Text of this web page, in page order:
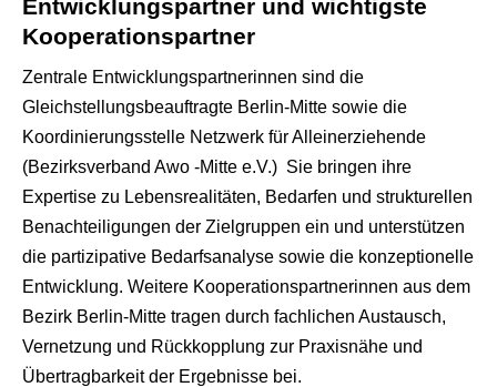
Entwicklungspartner und wichtigste
Kooperationspartner
Zentrale Entwicklungspartnerinnen sind die
Gleichstellungsbeauftragte Berlin-Mitte sowie die
Koordinierungsstelle Netzwerk für Alleinerziehende
(Bezirksverband Awo -Mitte e.V.) Sie bringen ihre
Expertise zu Lebensrealitäten, Bedarfen und strukturellen
Benachteiligungen der Zielgruppen ein und unterstützen
die partizipative Bedarfsanalyse sowie die konzeptionelle
Entwicklung. Weitere Kooperationspartnerinnen aus dem
Bezirk Berlin-Mitte tragen durch fachlichen Austausch,
Vernetzung und Rückkopplung zur Praxisnähe und
Übertragbarkeit der Ergebnisse bei.